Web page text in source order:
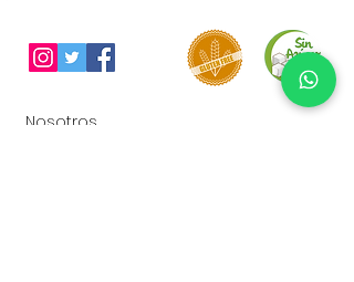
Nosotros